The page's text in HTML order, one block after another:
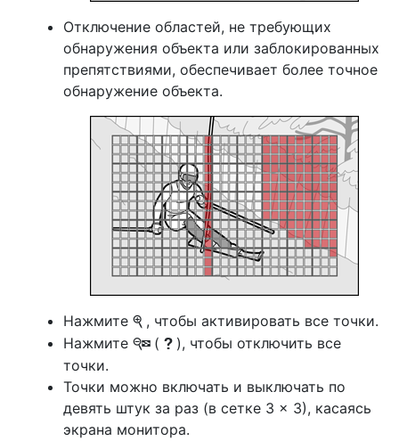
Отключение областей, не требующих
обнаружения объекта или заблокированных
препятствиями, обеспечивает более точное
обнаружение объекта.
Нажмите X , чтобы активировать все точки.
Нажмите W ( Q ), чтобы отключить все
точки.
Точки можно включать и выключать по
девять штук за раз (в сетке 3 × 3), касаясь
экрана монитора.